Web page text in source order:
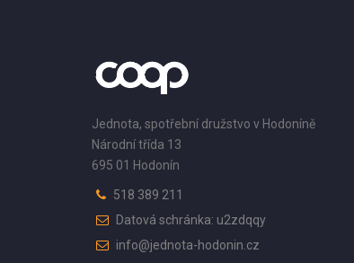
Jednota, spotřební družstvo v Hodoníně
Národní třída 13
695 01 Hodonín
518 389 211
Datová schránka: u2zdqqy
info@jednota-hodonin.cz